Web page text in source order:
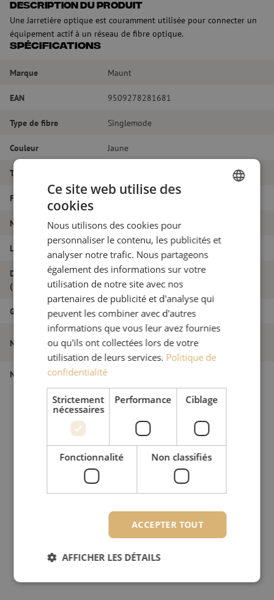
Description du produit
Une Jarretière optique est couramment utilisée pour connecter un
équipement actif à un réseau de fibre optique.
Spécifications
Marque Maunt
EAN 9509278281681
Type de fibre Singlemode
Couleur Jaune
Type de connecteur
Fibretype G.657A1
Nombre de fibres Duplex
Longueur 20m
Diamètre extérieur
(mm)
1.8
Grade B
Nom de l'article
Jarretière optique duplex SM, LC/PC-
LC/PC, 1.8mm, 20m
Numéro d'article
Ce site web utilise des
cookies
Nous utilisons des cookies pour
personnaliser le contenu, les publicités et
analyser notre trafic. Nous partageons
également des informations sur votre
utilisation de notre site avec nos
partenaires de publicité et d'analyse qui
peuvent les combiner avec d'autres
informations que vous leur avez fournies
ou qu'ils ont collectées lors de votre
utilisation de leurs services. Politique de
confidentialité
Strictement
nécessaires
Performance Ciblage
Fonctionnalité Non classifiés
ACCEPTER TOUT
AFFICHER LES DÉTAILS